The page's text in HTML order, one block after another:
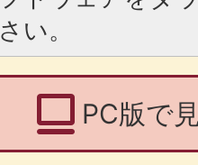
い。
PC版で